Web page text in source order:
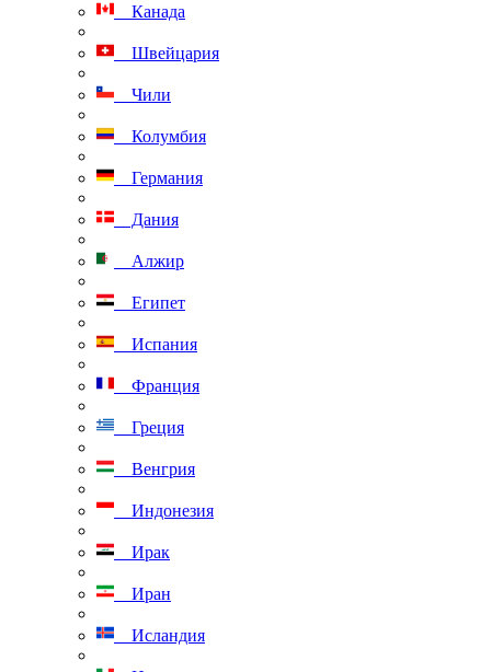
Канада
Швейцария
Чили
Колумбия
Германия
Дания
Алжир
Египет
Испания
Франция
Греция
Венгрия
Индонезия
Ирак
Иран
Исландия